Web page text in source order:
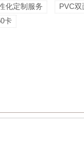
化定制服务 PVC
卡